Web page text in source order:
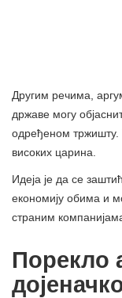
Другим речима,
државе могу
одређеном
високих царина.
Идеја је да се
економију обима и
страним
Порекло